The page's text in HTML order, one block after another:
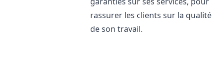
rassurer les clients sur la qualité
de son travail.